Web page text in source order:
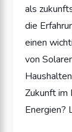
als
die
einen
von
Zukunft im
Energien?